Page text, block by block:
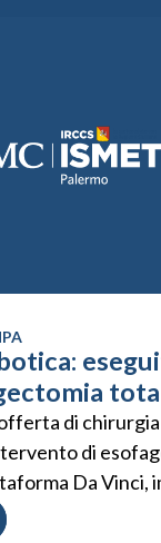
di
di
Da Vinci,